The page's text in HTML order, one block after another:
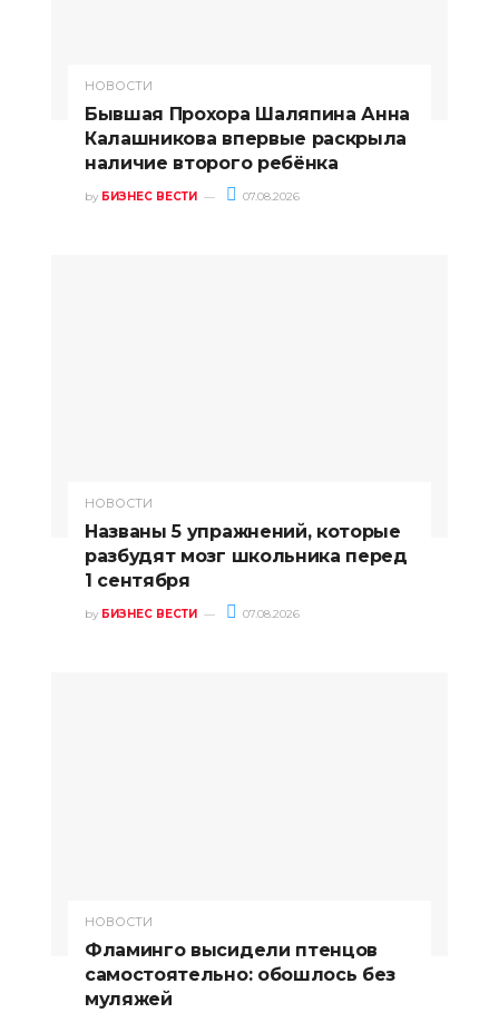
НОВОСТИ
Бывшая Прохора Шаляпина Анна
Калашникова впервые раскрыла
наличие второго ребёнка
by БИЗНЕС ВЕСТИ 07.08.2026
НОВОСТИ
Названы 5 упражнений, которые
разбудят мозг школьника перед
1 сентября
by БИЗНЕС ВЕСТИ 07.08.2026
НОВОСТИ
Фламинго высидели птенцов
самостоятельно: обошлось без
муляжей